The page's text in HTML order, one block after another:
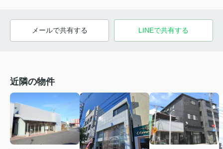
メールで共有する LINEで共有する
近隣の物件